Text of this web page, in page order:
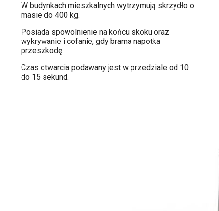
W budynkach mieszkalnych wytrzymują skrzydło o
masie do 400 kg.
Posiada spowolnienie na końcu skoku oraz
wykrywanie i cofanie, gdy brama napotka
przeszkodę.
Czas otwarcia podawany jest w przedziale od 10
do 15 sekund.